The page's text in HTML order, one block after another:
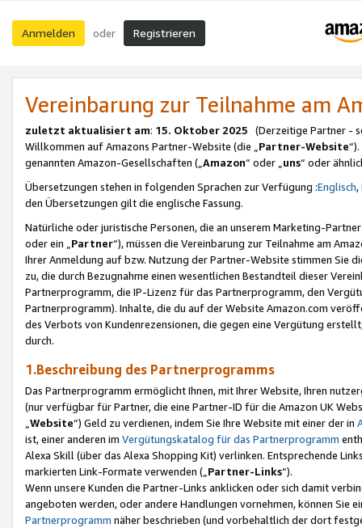
Anmelden oder Registrieren
Vereinbarung zur Teilnahme am
zuletzt aktualisiert am: 15. Oktober 2025 (Derzeitige Partner -
Willkommen auf Amazons Partner-Website (die „Partner-Website
genannten Amazon-Gesellschaften („Amazon“ oder „uns“ oder
Übersetzungen stehen in folgenden Sprachen zur Verfügung :Englisch,
den Übersetzungen gilt die englische Fassung.
Natürliche oder juristische Personen, die an unserem Marketing-
oder ein „Partner“), müssen die Vereinbarung zur Teilnahme am
Ihrer Anmeldung auf bzw. Nutzung der Partner-Website stimmen Sie
zu, die durch Bezugnahme einen wesentlichen Bestandteil dieser
Partnerprogramm, die IP-Lizenz für das Partnerprogramm, den
Partnerprogramm). Inhalte, die du auf der Website Amazon.com
des Verbots von Kundenrezensionen, die gegen eine Vergütung
durch.
1.Beschreibung des Partnerprogramms
Das Partnerprogramm ermöglicht Ihnen, mit Ihrer Website, Ihren
(nur verfügbar für Partner, die eine Partner-ID für die Amazon UK
Website“) Geld zu verdienen, indem Sie Ihre Website mit einer der in
ist, einer anderen im Vergütungskatalog für das Partnerprogramm
Alexa Skill (über das Alexa Shopping Kit) verlinken. Entsprechende
markierten Link-Formate verwenden („ Partner-Links“).
Wenn unsere Kunden die Partner-Links anklicken oder sich damit
angeboten werden, oder andere Handlungen vornehmen, können Sie
Partnerprogramm näher beschrieben (und vorbehaltlich der dort